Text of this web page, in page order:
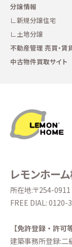
分譲情報
新規分譲住宅
土地分譲
不動産管理 売買・賃
中古物件買取サイト
レモンホー
所在地:〒254-
FREE DIAL: 0120-
【免許登録・許可
建築事務所登録: